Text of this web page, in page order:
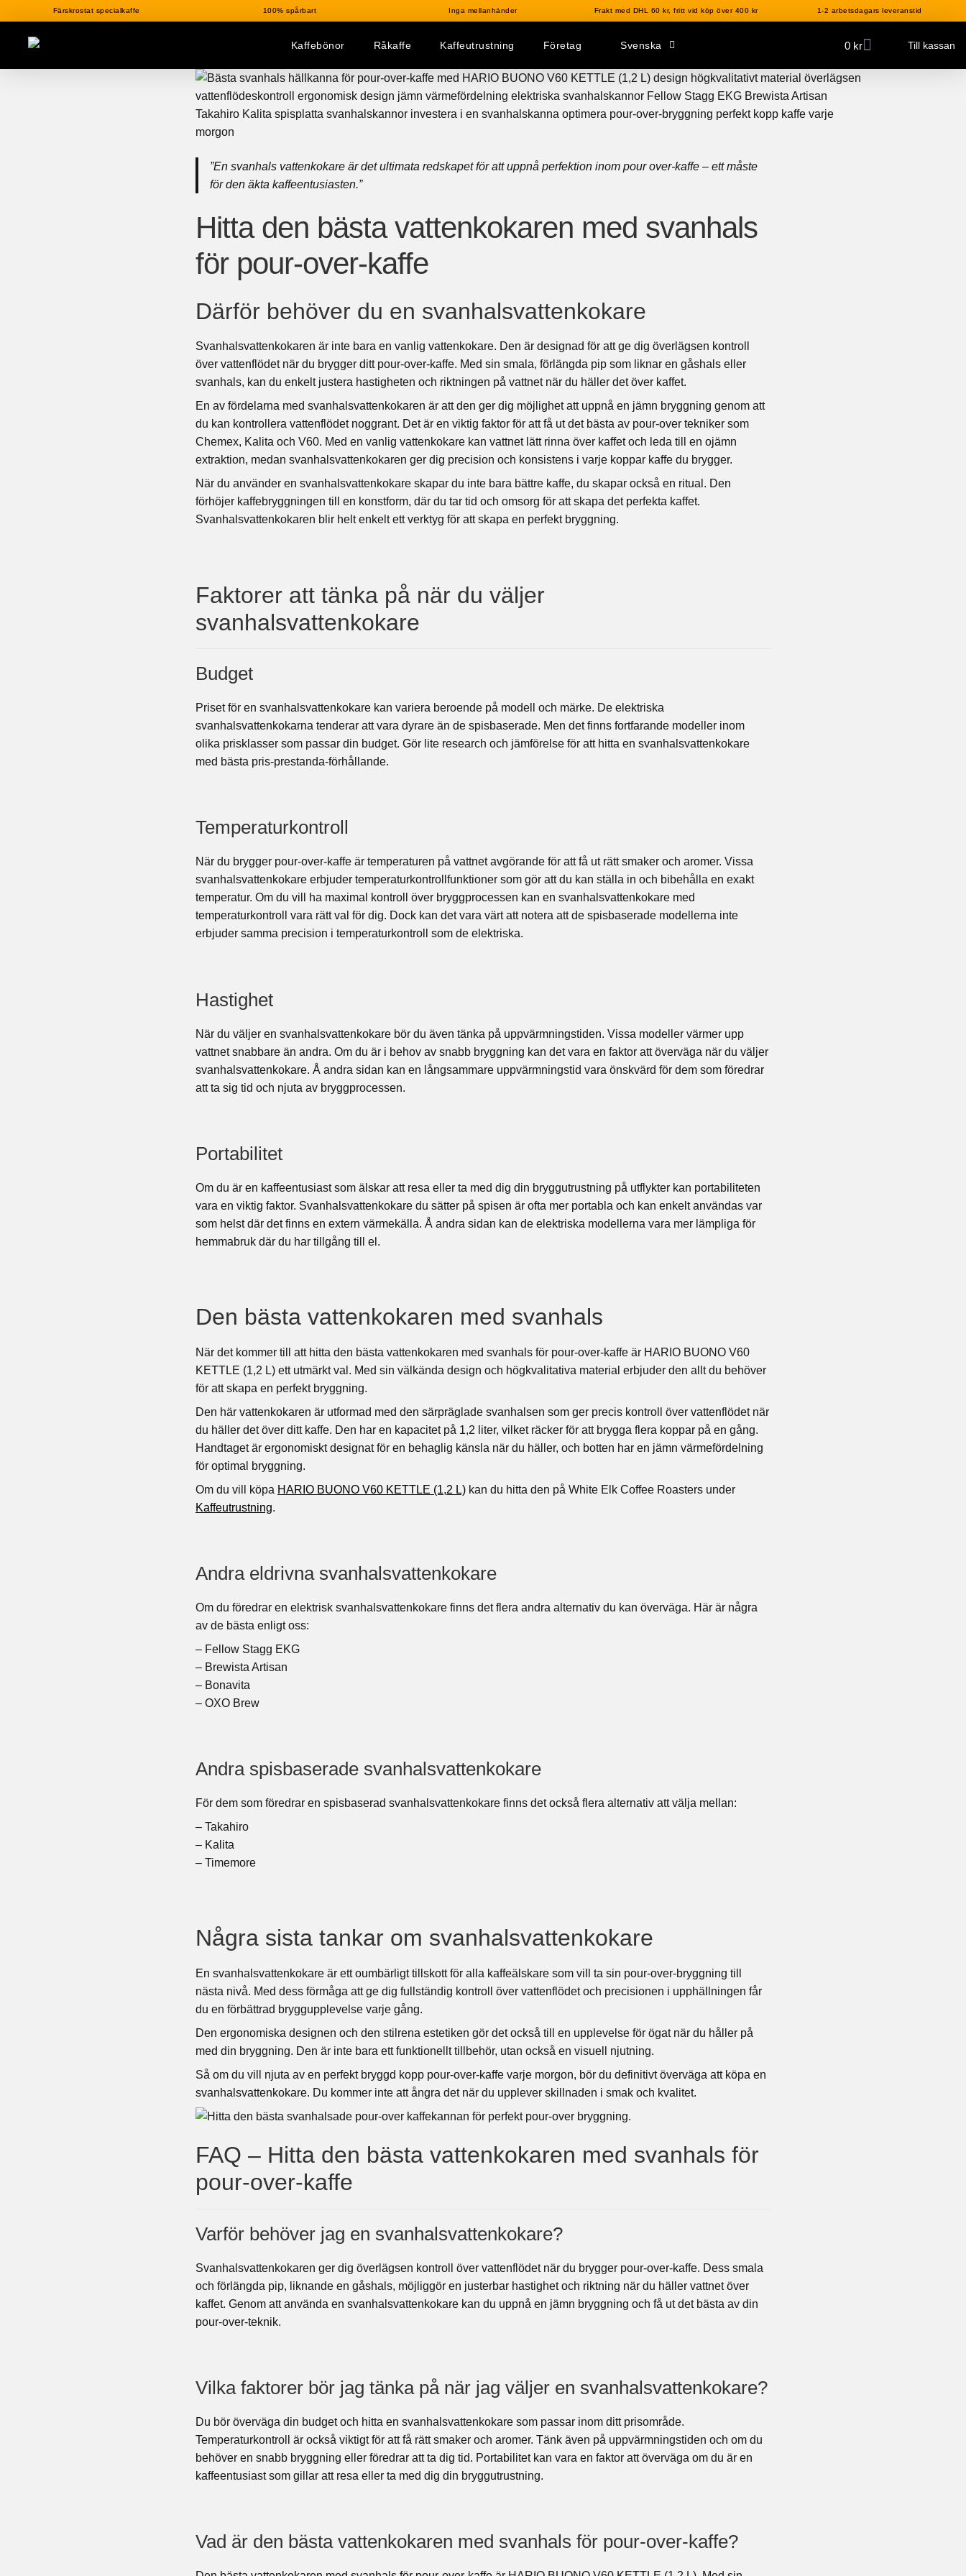
Färskrostat specialkaffe 100% spårbart Inga mellanhänder Frakt med DHL 60 kr, fritt vid köp över 400 kr 1-2 arbetsdagars leveranstid
Kaffebönor Råkaffe Kaffeutrustning Företag Svenska 0 kr Till kassan
”En svanhals vattenkokare är det ultimata redskapet för att uppnå perfektion inom pour over-kaffe – ett måste
för den äkta kaffeentusiasten.”
Hitta den bästa vattenkokaren med svanhals
för pour-over-kaffe
Därför behöver du en svanhalsvattenkokare
Svanhalsvattenkokaren är inte bara en vanlig vattenkokare. Den är designad för att ge dig överlägsen kontroll
över vattenflödet när du brygger ditt pour-over-kaffe. Med sin smala, förlängda pip som liknar en gåshals eller
svanhals, kan du enkelt justera hastigheten och riktningen på vattnet när du häller det över kaffet.
En av fördelarna med svanhalsvattenkokaren är att den ger dig möjlighet att uppnå en jämn bryggning genom att
du kan kontrollera vattenflödet noggrant. Det är en viktig faktor för att få ut det bästa av pour-over tekniker som
Chemex, Kalita och V60. Med en vanlig vattenkokare kan vattnet lätt rinna över kaffet och leda till en ojämn
extraktion, medan svanhalsvattenkokaren ger dig precision och konsistens i varje koppar kaffe du brygger.
När du använder en svanhalsvattenkokare skapar du inte bara bättre kaffe, du skapar också en ritual. Den
förhöjer kaffebryggningen till en konstform, där du tar tid och omsorg för att skapa det perfekta kaffet.
Svanhalsvattenkokaren blir helt enkelt ett verktyg för att skapa en perfekt bryggning.
Faktorer att tänka på när du väljer
svanhalsvattenkokare
Budget
Priset för en svanhalsvattenkokare kan variera beroende på modell och märke. De elektriska
svanhalsvattenkokarna tenderar att vara dyrare än de spisbaserade. Men det finns fortfarande modeller inom
olika prisklasser som passar din budget. Gör lite research och jämförelse för att hitta en svanhalsvattenkokare
med bästa pris-prestanda-förhållande.
Temperaturkontroll
När du brygger pour-over-kaffe är temperaturen på vattnet avgörande för att få ut rätt smaker och aromer. Vissa
svanhalsvattenkokare erbjuder temperaturkontrollfunktioner som gör att du kan ställa in och bibehålla en exakt
temperatur. Om du vill ha maximal kontroll över bryggprocessen kan en svanhalsvattenkokare med
temperaturkontroll vara rätt val för dig. Dock kan det vara värt att notera att de spisbaserade modellerna inte
erbjuder samma precision i temperaturkontroll som de elektriska.
Hastighet
När du väljer en svanhalsvattenkokare bör du även tänka på uppvärmningstiden. Vissa modeller värmer upp
vattnet snabbare än andra. Om du är i behov av snabb bryggning kan det vara en faktor att överväga när du väljer
svanhalsvattenkokare. Å andra sidan kan en långsammare uppvärmningstid vara önskvärd för dem som föredrar
att ta sig tid och njuta av bryggprocessen.
Portabilitet
Om du är en kaffeentusiast som älskar att resa eller ta med dig din bryggutrustning på utflykter kan portabiliteten
vara en viktig faktor. Svanhalsvattenkokare du sätter på spisen är ofta mer portabla och kan enkelt användas var
som helst där det finns en extern värmekälla. Å andra sidan kan de elektriska modellerna vara mer lämpliga för
hemmabruk där du har tillgång till el.
Den bästa vattenkokaren med svanhals
När det kommer till att hitta den bästa vattenkokaren med svanhals för pour-over-kaffe är HARIO BUONO V60
KETTLE (1,2 L) ett utmärkt val. Med sin välkända design och högkvalitativa material erbjuder den allt du behöver
för att skapa en perfekt bryggning.
Den här vattenkokaren är utformad med den särpräglade svanhalsen som ger precis kontroll över vattenflödet när
du häller det över ditt kaffe. Den har en kapacitet på 1,2 liter, vilket räcker för att brygga flera koppar på en gång.
Handtaget är ergonomiskt designat för en behaglig känsla när du häller, och botten har en jämn värmefördelning
för optimal bryggning.
Om du vill köpa HARIO BUONO V60 KETTLE (1,2 L) kan du hitta den på White Elk Coffee Roasters under
Kaffeutrustning.
Andra eldrivna svanhalsvattenkokare
Om du föredrar en elektrisk svanhalsvattenkokare finns det flera andra alternativ du kan överväga. Här är några
av de bästa enligt oss:
– Fellow Stagg EKG
– Brewista Artisan
– Bonavita
– OXO Brew
Andra spisbaserade svanhalsvattenkokare
För dem som föredrar en spisbaserad svanhalsvattenkokare finns det också flera alternativ att välja mellan:
– Takahiro
– Kalita
– Timemore
Några sista tankar om svanhalsvattenkokare
En svanhalsvattenkokare är ett oumbärligt tillskott för alla kaffeälskare som vill ta sin pour-over-bryggning till
nästa nivå. Med dess förmåga att ge dig fullständig kontroll över vattenflödet och precisionen i upphällningen får
du en förbättrad bryggupplevelse varje gång.
Den ergonomiska designen och den stilrena estetiken gör det också till en upplevelse för ögat när du håller på
med din bryggning. Den är inte bara ett funktionellt tillbehör, utan också en visuell njutning.
Så om du vill njuta av en perfekt bryggd kopp pour-over-kaffe varje morgon, bör du definitivt överväga att köpa en
svanhalsvattenkokare. Du kommer inte att ångra det när du upplever skillnaden i smak och kvalitet.
FAQ – Hitta den bästa vattenkokaren med svanhals för
pour-over-kaffe
Varför behöver jag en svanhalsvattenkokare?
Svanhalsvattenkokaren ger dig överlägsen kontroll över vattenflödet när du brygger pour-over-kaffe. Dess smala
och förlängda pip, liknande en gåshals, möjliggör en justerbar hastighet och riktning när du häller vattnet över
kaffet. Genom att använda en svanhalsvattenkokare kan du uppnå en jämn bryggning och få ut det bästa av din
pour-over-teknik.
Vilka faktorer bör jag tänka på när jag väljer en svanhalsvattenkokare?
Du bör överväga din budget och hitta en svanhalsvattenkokare som passar inom ditt prisområde.
Temperaturkontroll är också viktigt för att få rätt smaker och aromer. Tänk även på uppvärmningstiden och om du
behöver en snabb bryggning eller föredrar att ta dig tid. Portabilitet kan vara en faktor att överväga om du är en
kaffeentusiast som gillar att resa eller ta med dig din bryggutrustning.
Vad är den bästa vattenkokaren med svanhals för pour-over-kaffe?